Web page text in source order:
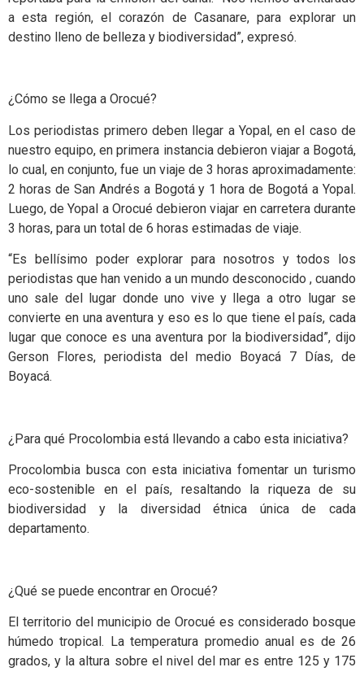
a esta región, el corazón de Casanare, para explorar un
destino lleno de belleza y biodiversidad”, expresó.
¿Cómo se llega a Orocué?
Los periodistas primero deben llegar a Yopal, en el caso de
nuestro equipo, en primera instancia debieron viajar a Bogotá,
lo cual, en conjunto, fue un viaje de 3 horas aproximadamente:
2 horas de San Andrés a Bogotá y 1 hora de Bogotá a Yopal.
Luego, de Yopal a Orocué debieron viajar en carretera durante
3 horas, para un total de 6 horas estimadas de viaje.
“Es bellísimo poder explorar para nosotros y todos los
periodistas que han venido a un mundo desconocido , cuando
uno sale del lugar donde uno vive y llega a otro lugar se
convierte en una aventura y eso es lo que tiene el país, cada
lugar que conoce es una aventura por la biodiversidad”, dijo
Gerson Flores, periodista del medio Boyacá 7 Días, de
Boyacá.
¿Para qué Procolombia está llevando a cabo esta iniciativa?
Procolombia busca con esta iniciativa fomentar un turismo
eco-sostenible en el país, resaltando la riqueza de su
biodiversidad y la diversidad étnica única de cada
departamento.
¿Qué se puede encontrar en Orocué?
El territorio del municipio de Orocué es considerado bosque
húmedo tropical. La temperatura promedio anual es de 26
grados​, y la altura sobre el nivel del mar es entre 125 y 175